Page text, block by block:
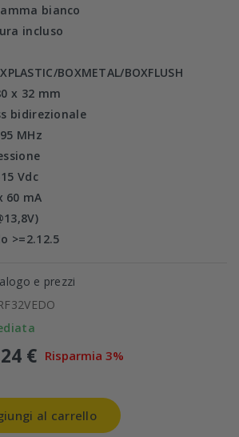
bianco
incluso
BOXMETAL/BOXFLUSH
x 32 mm
bidirezionale
MHz
Vdc
60 mA
>=2.12.5
e prezzi
€ Risparmia 3%
al carrello